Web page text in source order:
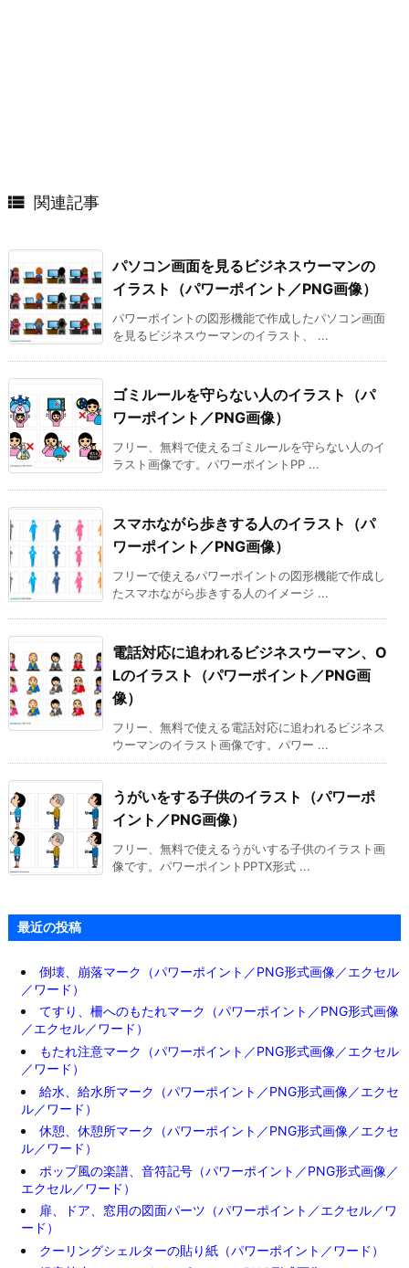
 関連記事
パソコン画面を見るビジネスウーマンの
イラスト（パワーポイント／PNG画像）
パワーポイントの図形機能で作成したパソコン画面
を見るビジネスウーマンのイラスト、 ...
ゴミルールを守らない人のイラスト（パ
ワーポイント／PNG画像）
フリー、無料で使えるゴミルールを守らない人のイ
ラスト画像です。パワーポイントPP ...
スマホながら歩きする人のイラスト（パ
ワーポイント／PNG画像）
フリーで使えるパワーポイントの図形機能で作成し
たスマホながら歩きする人のイメージ ...
電話対応に追われるビジネスウーマン、O
Lのイラスト（パワーポイント／PNG画
像）
フリー、無料で使える電話対応に追われるビジネス
ウーマンのイラスト画像です。パワー ...
うがいをする子供のイラスト（パワーポ
イント／PNG画像）
フリー、無料で使えるうがいする子供のイラスト画
像です。パワーポイントPPTX形式 ...
最近の投稿
倒壊、崩落マーク（パワーポイント／PNG形式画像／エクセル
／ワード）
てすり、柵へのもたれマーク（パワーポイント／PNG形式画像
／エクセル／ワード）
もたれ注意マーク（パワーポイント／PNG形式画像／エクセル
／ワード）
給水、給水所マーク（パワーポイント／PNG形式画像／エクセ
ル／ワード）
休憩、休憩所マーク（パワーポイント／PNG形式画像／エクセ
ル／ワード）
ポップ風の楽譜、音符記号（パワーポイント／PNG形式画像／
エクセル／ワード）
扉、ドア、窓用の図面パーツ（パワーポイント／エクセル／ワ
ード）
クーリングシェルターの貼り紙（パワーポイント／ワード）